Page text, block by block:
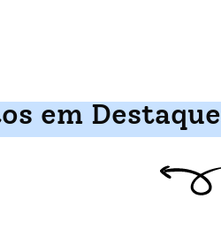
em Destaque